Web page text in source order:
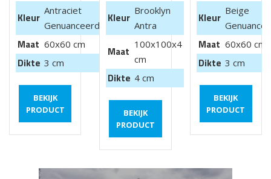
Kleur
Antraciet
Genuanceerd
Maat 60x60 cm
Dikte 3 cm
BEKIJK
PRODUCT
Kleur
Brooklyn
Antra
Maat
100x100x4
cm
Dikte 4 cm
BEKIJK
PRODUCT
Kleur
Beige
Maat 60x60 cm
Dikte 3 cm
BEKIJK
PRODUCT